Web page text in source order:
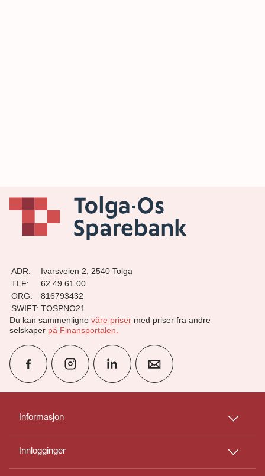
Informasjon
Innlogginger
ADR:
Ivarsveien 2, 2540 Tolga
TLF:
62 49 61 00
ORG:
816793432
SWIFT: TOSPNO21
Du kan sammenligne våre priser med priser fra andre
selskaper på Finansportalen